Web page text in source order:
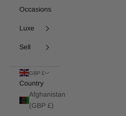
Occasions
Luxe
Sell
GBP £
Country
Afghanistan
(GBP £)